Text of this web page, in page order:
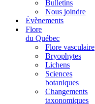
Bulletins
Nous joindre
Évènements
Flore
du Québec
Flore vasculaire
Bryophytes
Lichens
Sciences
botaniques
Changements
taxonomiques